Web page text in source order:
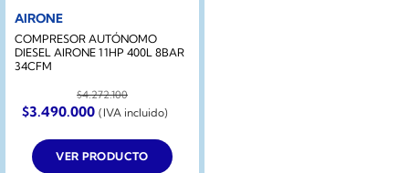
AIRONE
COMPRESOR AUTÓNOMO
DIESEL AIRONE 11HP 400L 8BAR
34CFM
$4.272.100
El
precio
original
era:
$4.272.100.
$3.490.000El
precio
actual
es:
$3.490.000.
(IVA incluido)
VER PRODUCTO